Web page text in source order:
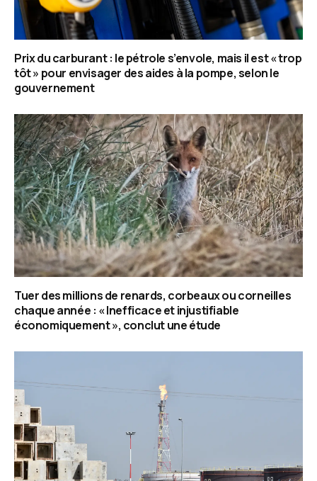
Prix du carburant : le pétrole s’envole, mais il est « trop
tôt » pour envisager des aides à la pompe, selon le
gouvernement
Tuer des millions de renards, corbeaux ou corneilles
chaque année : « Inefficace et injustifiable
économiquement », conclut une étude